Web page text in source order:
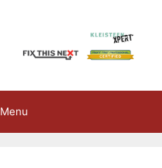
Menu